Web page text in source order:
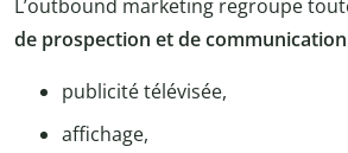
L’outbound marketing regroupe
de prospection et de
publicité télévisée,
affichage,